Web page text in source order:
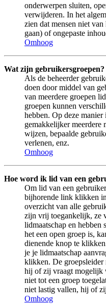
onderwerpen sluiten,
verwijderen. In het
zien dat mensen niet
gaan) of ongepaste
Omhoog
Wat zijn gebruikersgroepen?
Als de beheerder
doen door middel van
van meerdere groepen
groepen kunnen
hebben. Op deze manier
gemakkelijker meerdere
wijzen, bepaalde
verlenen, enz.
Omhoog
Hoe word ik lid van een
Om lid van een
bijhorende link klikken
overzicht van alle
zijn vrij toegankelijk, ze
lidmaatschap en hebben
het een open groep is,
dienende knop te
je je lidmaatschap
klikken. De groepsleider
hij of zij vraagt mogelijk
niet tot een groep
niet lastig vallen, hij of
Omhoog